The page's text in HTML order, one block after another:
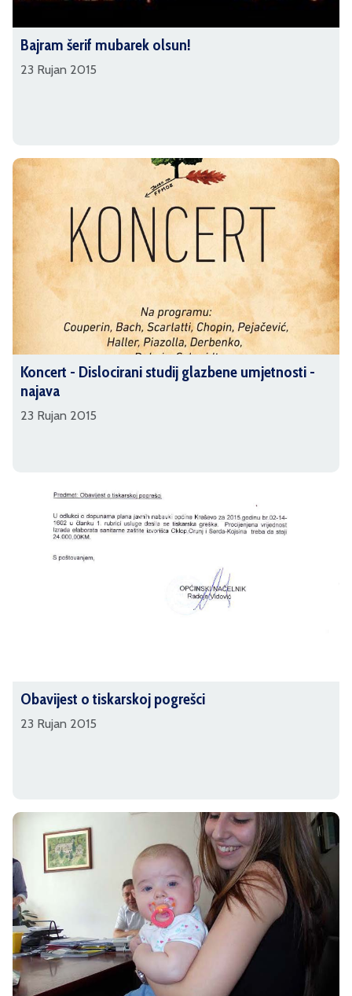
Bajram šerif mubarek olsun!
23 Rujan 2015
Koncert - Dislocirani studij glazbene umjetnosti -
najava
23 Rujan 2015
Obavijest o tiskarskoj pogrešci
23 Rujan 2015